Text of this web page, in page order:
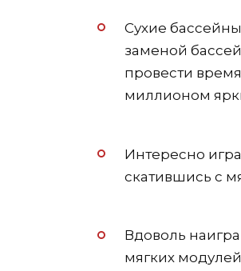
Сухие
заменой
провести
миллионом
Интересно
скатившись с
Вдоволь
мягких